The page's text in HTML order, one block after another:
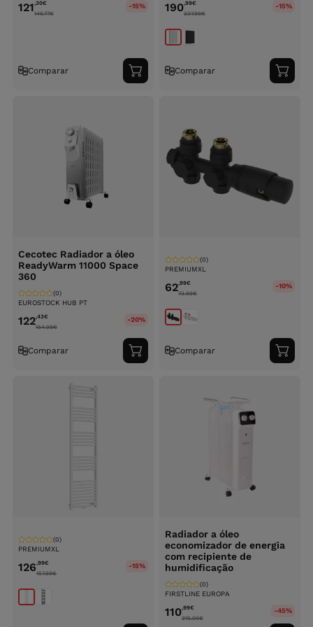
121,30€
146.77€
-15%
Comparar
Adicionar
ao
190,99€
237.99€
-15%
Comparar
ao
Cecotec Radiador a óleo
ReadyWarm 11000 Space
360
EUROSTOCK HUB PT
(0)
122,43€
154.99€
-20%
Comparar
Adicionar
ao
PREMIUMXL
(0)
62,99€
73.99€
-10%
Comparar
ao
PREMIUMXL
(0)
126,99€
157.99€
-15%
Radiador a óleo
economizador de energia
com recipiente de
humidificação
FIRSTLINE EUROPA
(0)
110,99€
215.00€
-45%